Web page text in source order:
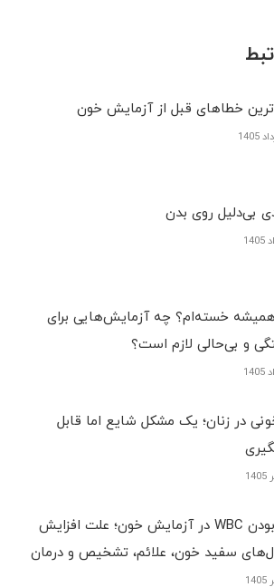
خطاهای قبل از آزمایش خون
بی‌دلیل روی بدن
همیشه خسته‌ام؟ چه آزمایش‌هایی برای
و بی‌حالی لازم است؟
در زنان؛ یک مشکل شایع اما قابل
بالا بودن WBC در آزمایش خون؛ علت افزایش
سفید خون، علائم، تشخیص و درمان